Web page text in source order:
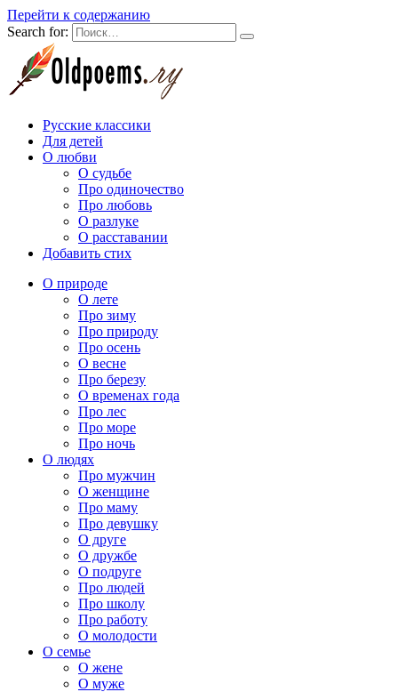
Перейти к содержанию
Search for:
Русские классики
Для детей
О любви
О судьбе
Про одиночество
Про любовь
О разлуке
О расставании
Добавить стих
О природе
О лете
Про зиму
Про природу
Про осень
О весне
Про березу
О временах года
Про лес
Про море
Про ночь
О людях
Про мужчин
О женщине
Про маму
Про девушку
О друге
О дружбе
О подруге
Про людей
Про школу
Про работу
О молодости
О семье
О жене
О муже